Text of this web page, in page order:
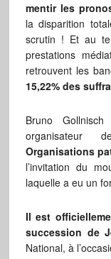
mentir les
la disparition
scrutin ! Et au
prestations
retrouvent les
15,22% des
Bruno
organisateur
Organisations
l’invitation du
laquelle a eu un
Il est
succession de
National, à